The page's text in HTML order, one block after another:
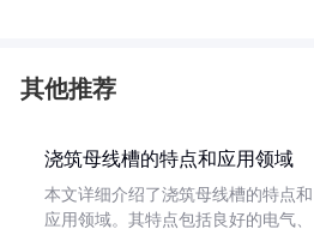
其他推荐
浇筑母线槽的特点和应用领域
本文详细介绍了浇筑母线槽的特点和
应用领域。其特点包括良好的电气、